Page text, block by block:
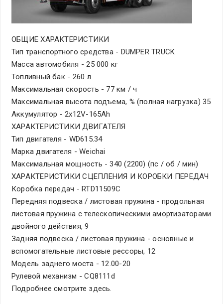
ОБЩИЕ ХАРАКТЕРИСТИКИ
Тип транспортного средства - DUMPER TRUCK
Масса автомобиля - 25 000 кг
Топливный бак - 260 л
Максимальная скорость - 77 км / ч
Максимальная высота подъема, % (полная нагрузка) 35
Аккумулятор - 2x12V-165Ah
ХАРАКТЕРИСТИКИ ДВИГАТЕЛЯ
Тип двигателя - WD615.34
Марка двигателя - Weichai
Максимальная мощность - 340 (2200) (пс / об / мин)
ХАРАКТЕРИСТИКИ СЦЕПЛЕНИЯ И КОРОБКИ ПЕРЕДАЧ
Коробка передач - RTD11509C
Передняя подвеска / листовая пружина - продольная
листовая пружина с телескопическими амортизаторами
двойного действия, 9
Задняя подвеска / листовая пружина - основные и
вспомогательные листовые рессоры, 12
Модель заднего моста - 12.00-20
Рулевой механизм - CQ8111d
Подробнее смотрите здесь.